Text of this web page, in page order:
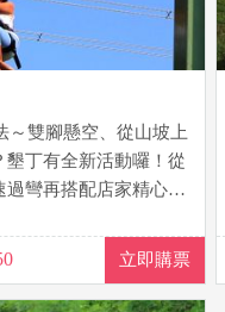
～雙腳懸空、從山坡上
丁有全新活動囉！從
彎再搭配店家精心設
立即購票